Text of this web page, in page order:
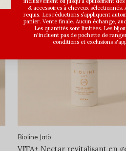
FAVORIS
Bioline Jatò
VITA+ Nectar revitalisant en
& accessoires à cheveux sélectionnés.
requis. Les réductions s’appliquent
panier. Vente finale. Aucun échange,
Les quantités sont limitées. Les
n'incluent pas de pochette de
conditions et exclusions